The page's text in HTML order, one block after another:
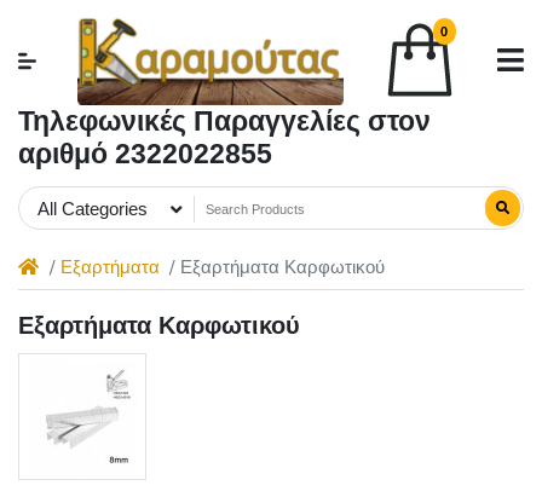
0
Τηλεφωνικές Παραγγελίες στον
αριθμό 2322022855
All Categories
Εξαρτήματα Εξαρτήματα Καρφωτικού
Εξαρτήματα Καρφωτικού